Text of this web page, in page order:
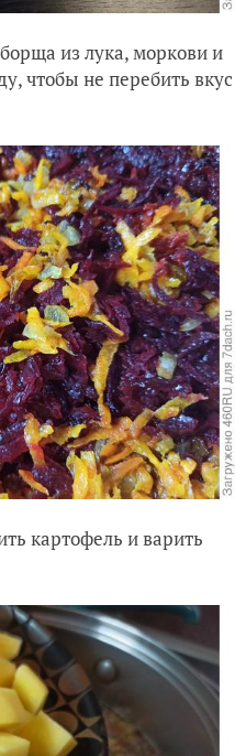
из лука, моркови и
чтобы не перебить вкус
картофель и варить